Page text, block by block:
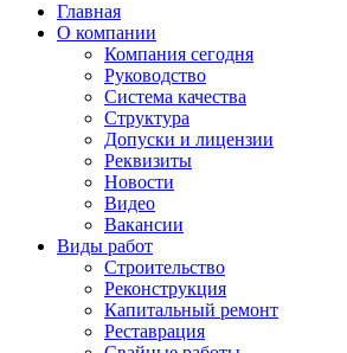
Главная
О компании
Компания сегодня
Руководство
Система качества
Структура
Допуски и лицензии
Реквизиты
Новости
Видео
Вакансии
Виды работ
Строительство
Реконструкция
Капитальный ремонт
Реставрация